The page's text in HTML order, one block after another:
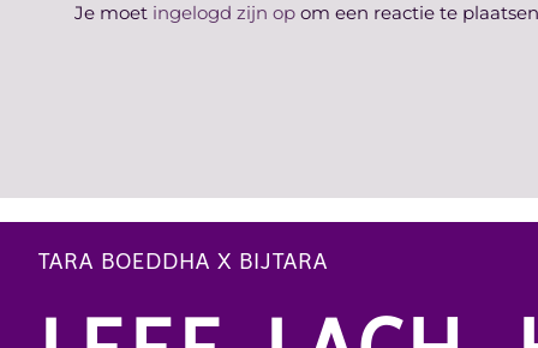
Je moet ingelogd zijn op om een reactie te
TARA BOEDDHA X BIJTARA